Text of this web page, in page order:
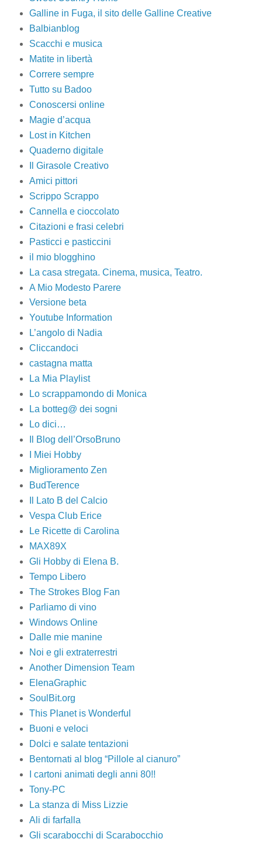
Galline in Fuga, il sito delle Galline Creative
Balbianblog
Scacchi e musica
Matite in libertà
Correre sempre
Tutto su Badoo
Conoscersi online
Magie d’acqua
Lost in Kitchen
Quaderno digitale
Il Girasole Creativo
Amici pittori
Scrippo Scrappo
Cannella e cioccolato
Citazioni e frasi celebri
Pasticci e pasticcini
il mio blogghino
La casa stregata. Cinema, musica, Teatro.
A Mio Modesto Parere
Versione beta
Youtube Information
L’angolo di Nadia
Cliccandoci
castagna matta
La Mia Playlist
Lo scrappamondo di Monica
La botteg@ dei sogni
Lo dici…
Il Blog dell’OrsoBruno
I Miei Hobby
Miglioramento Zen
BudTerence
Il Lato B del Calcio
Vespa Club Erice
Le Ricette di Carolina
MAX89X
Gli Hobby di Elena B.
Tempo Libero
The Strokes Blog Fan
Parliamo di vino
Windows Online
Dalle mie manine
Noi e gli extraterrestri
Another Dimension Team
ElenaGraphic
SoulBit.org
This Planet is Wonderful
Buoni e veloci
Dolci e salate tentazioni
Bentornati al blog “Pillole al cianuro”
I cartoni animati degli anni 80!!
Tony-PC
La stanza di Miss Lizzie
Ali di farfalla
Gli scarabocchi di Scarabocchio